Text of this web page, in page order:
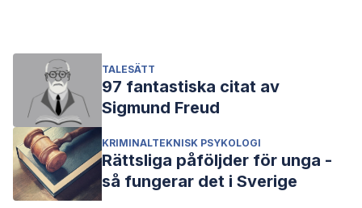
TALESÄTT
97 fantastiska citat av
Sigmund Freud
KRIMINALTEKNISK PSYKOLOGI
Rättsliga påföljder för unga -
så fungerar det i Sverige